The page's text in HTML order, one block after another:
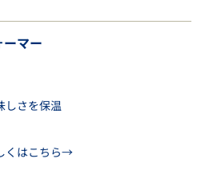
マー
しさを保温
くはこちら→